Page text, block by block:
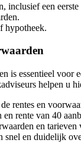
inclusief een
hypotheek.
is essentieel
helpen u
rentes en
rente van 40
en
en duidelijk